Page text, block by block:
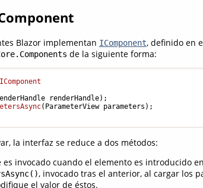
Blazor implementan IComponent, definido en
de la siguiente forma:
IComponent
renderHandle) ;
( ParameterView parameters ) ;
la interfaz se reduce a dos métodos:
es invocado cuando el elemento es introducido
, invocado tras el anterior, al cargar los
el valor de éstos.